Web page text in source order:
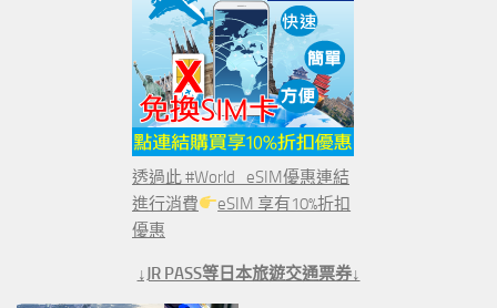
透過此 #World_eSIM優惠連結
進行消費
eSIM 享有10%折扣
優惠
↓JR PASS等日本旅遊交通票券↓